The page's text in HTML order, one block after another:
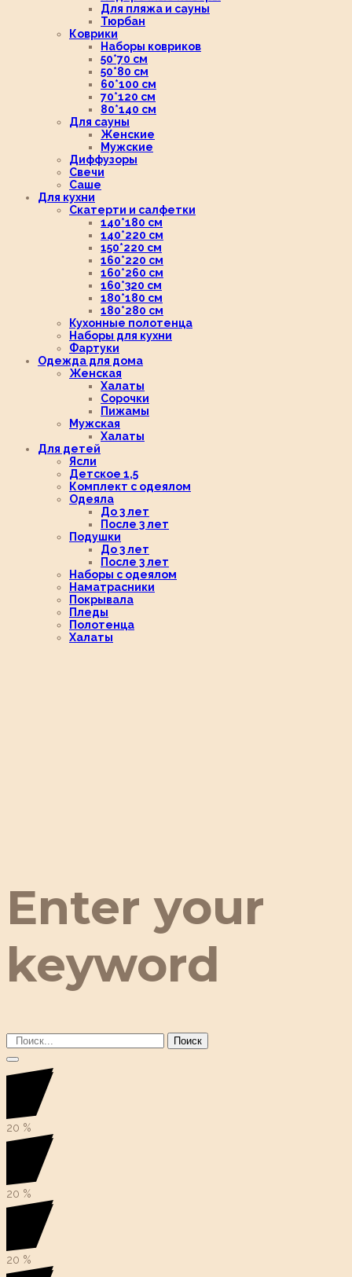
Для пляжа и сауны
Тюрбан
Коврики
Наборы ковриков
50*70 см
50*80 см
60*100 см
70*120 см
80*140 см
Для сауны
Женские
Мужские
Диффузоры
Свечи
Саше
Для кухни
Скатерти и салфетки
140*180 см
140*220 см
150*220 см
160*220 см
160*260 см
160*320 см
180*180 см
180*280 см
Кухонные полотенца
Наборы для кухни
Фартуки
Одежда для дома
Женская
Халаты
Сорочки
Пижамы
Мужская
Халаты
Для детей
Ясли
Детское 1,5
Комплект с одеялом
Одеяла
До 3 лет
После 3 лет
Подушки
До 3 лет
После 3 лет
Наборы с одеялом
Наматрасники
Покрывала
Пледы
Полотенца
Халаты
Enter your
keyword
Поиск
20 %
20 %
20 %